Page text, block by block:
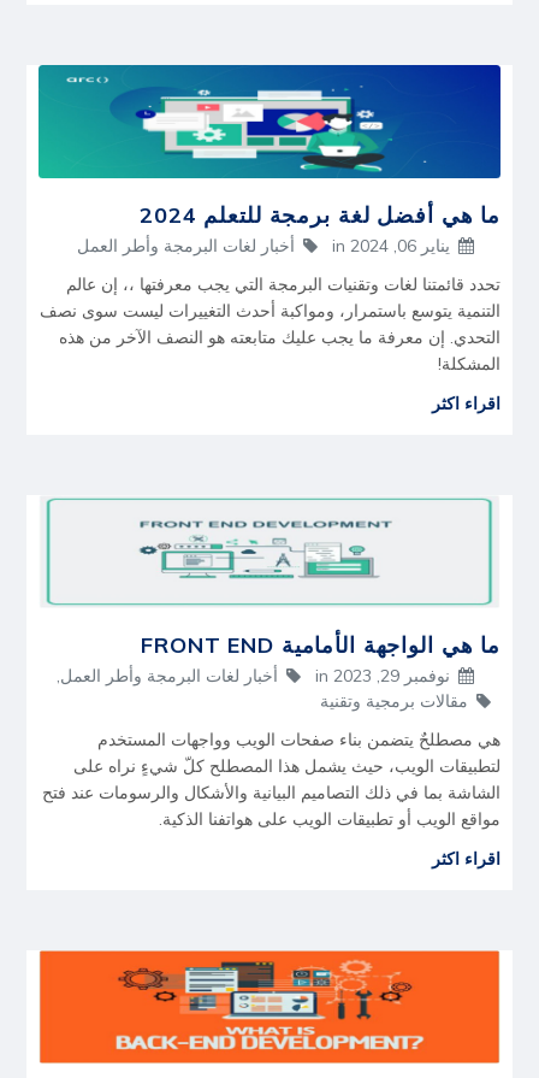
ما هي أفضل لغة برمجة للتعلم 2024
يناير 06, 2024 in
أخبار لغات البرمجة وأطر العمل
تحدد قائمتنا لغات وتقنيات البرمجة التي يجب معرفتها ،، إن عالم
التنمية يتوسع باستمرار، ومواكبة أحدث التغييرات ليست سوى نصف
التحدي. إن معرفة ما يجب عليك متابعته هو النصف الآخر من هذه
المشكلة!
اقراء اكثر
ما هي الواجهة الأمامية FRONT END
نوفمبر 29, 2023 in أخبار لغات البرمجة وأطر العمل
مقالات برمجية وتقنية
هي مصطلحٌ يتضمن بناء صفحات الويب وواجهات المستخدم
لتطبيقات الويب، حيث يشمل هذا المصطلح كلّ شيءٍ نراه على
الشاشة بما في ذلك التصاميم البيانية والأشكال والرسومات عند فتح
مواقع الويب أو تطبيقات الويب على هواتفنا الذكية.
اقراء اكثر